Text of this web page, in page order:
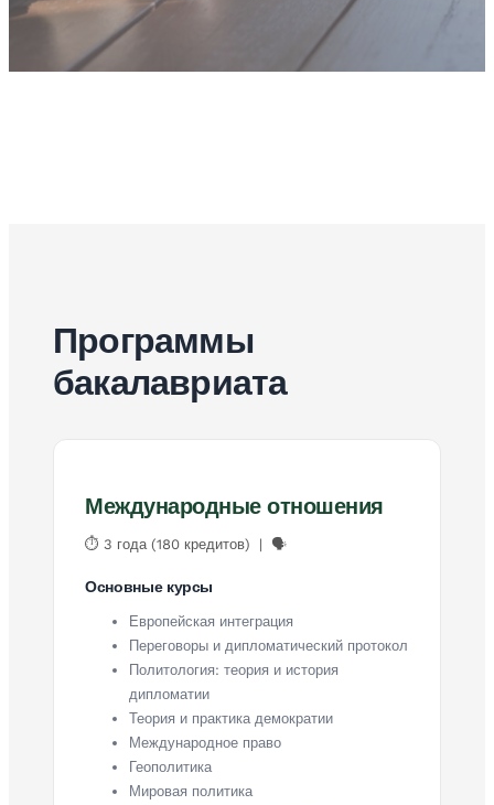
Программы
бакалавриата
Международные отношения
⏱ 3 года (180 кредитов) | 🗣
Основные курсы
Европейская интеграция
Переговоры и дипломатический протокол
Политология: теория и история
дипломатии
Теория и практика демократии
Международное право
Геополитика
Мировая политика